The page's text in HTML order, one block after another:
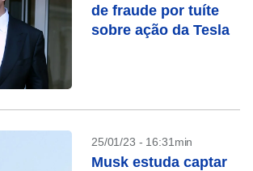
de fraude por tuíte
sobre ação da Tesla
25/01/23 - 16:31min
Musk estuda captar